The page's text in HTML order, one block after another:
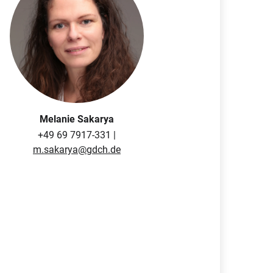
Melanie Sakarya
+49 69 7917-331 |
m.sakarya@gdch.de